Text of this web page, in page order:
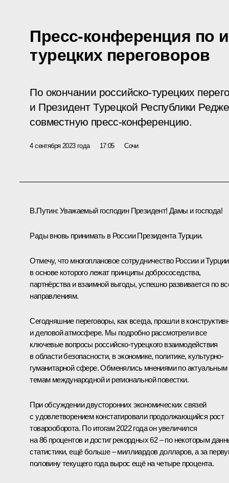
Пресс-конференция по
турецких переговоров
По окончании российско-турецких
и Президент Турецкой Республики
совместную пресс-конференцию.
4 сентября 2023 года 17:05 Сочи
В.Путин: Уважаемый господин Президент! Дамы и господа!
Рады вновь принимать в России Президента Турции.
Отмечу, что многоплановое сотрудничество России и
в основе которого лежат принципы добрососедства,
партнёрства и взаимной выгоды, успешно развивается по
направлениям.
Сегодняшние переговоры, как всегда, прошли в
и деловой атмосфере. Мы подробно рассмотрели все
ключевые вопросы российско-турецкого взаимодействия
в области безопасности, в экономике, политике, культурно-
гуманитарной сфере. Обменялись мнениями по актуальным
темам международной и региональной повестки.
При обсуждении двусторонних экономических связей
с удовлетворением констатировали продолжающийся рост
товарооборота. По итогам 2022 года он увеличился
на 86 процентов и достиг рекордных 62 – по некоторым
статистики, ещё больше – миллиардов долларов, а за
половину текущего года вырос ещё на четыре процента.